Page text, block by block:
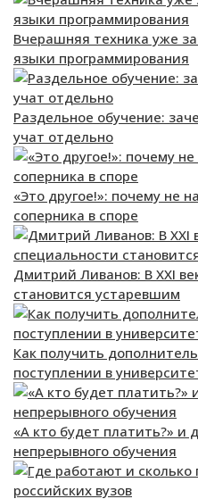
Вчерашняя техника уже
языки программирования
Раздельное обучение:
учат отдельно
«Это другое!»: почему не
соперника в споре
Дмитрий Ливанов: В XXI
становится устаревшим
Как получить
поступлении в
«А кто будет платить?» и
непрерывного обучения